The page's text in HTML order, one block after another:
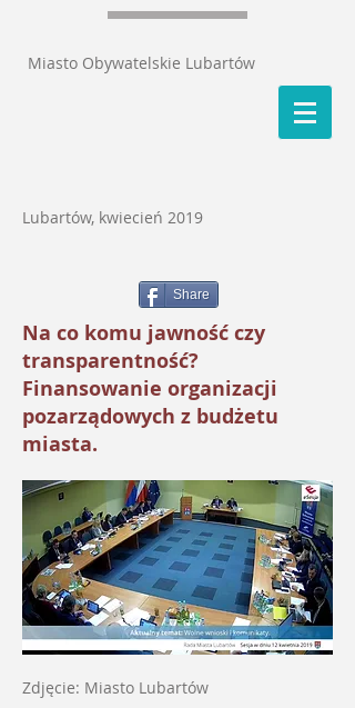
Miasto Obywatelskie Lubartów
Lubartów, kwiecień 2019
Share
Na co komu jawność czy
transparentność?
Finansowanie organizacji
pozarządowych z budżetu
miasta.
Zdjęcie: Miasto Lubartów